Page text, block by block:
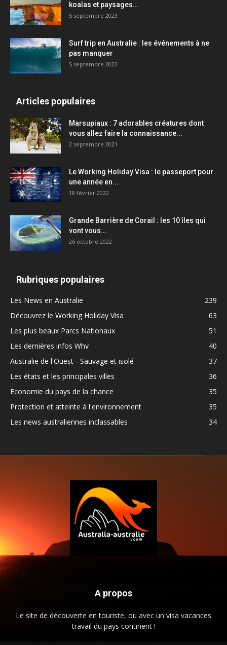
koalas et paysages...
5 septembre 2023
Surf trip en Australie : les événements à ne
pas manquer
5 septembre 2023
Articles populaires
Marsupiaux : 7 adorables créatures dont
vous allez faire la connaissance...
2 septembre 2021
Le Working Holiday Visa : le passeport pour
une année en...
18 février 2022
Grande Barrière de Corail : les 10 îles qui
vont vous...
26 octobre 2022
Rubriques populaires
Les News en Australie
239
Découvrez le Working Holiday Visa
63
Les plus beaux Parcs Nationaux
51
Les dernières infos Whv
40
Australie de l'Ouest - Sauvage et isolé
37
Les états et les principales villes
36
Economie du pays de la chance
35
Protection et atteinte à l'environnement
35
Les news australiennes inclassables
34
A propos
Le site de découverte en touriste, ou avec un visa vacances
travail du pays continent !